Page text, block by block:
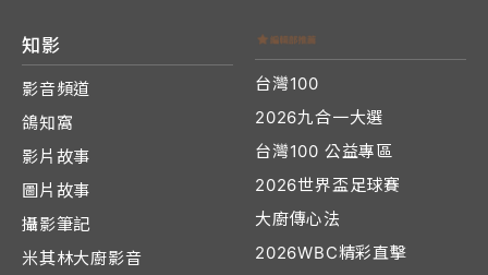
知影
影音頻道
鴿知窩
影片故事
圖片故事
攝影筆記
米其林大廚影音
台灣100
2026九合一大選
台灣100 公益專區
2026世界盃足球賽
大廚傳心法
2026WBC精彩直擊